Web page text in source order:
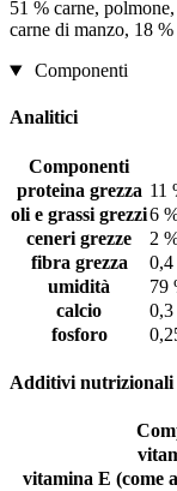
51 % carne,
carne di manzo, 18
Componenti
Analitici
Componenti
proteina grezza 11
oli e grassi grezzi6
ceneri grezze
2
fibra grezza
0,4
umidità
79
calcio
0,3
fosforo
Additivi nutrizionali
vitamina E (come